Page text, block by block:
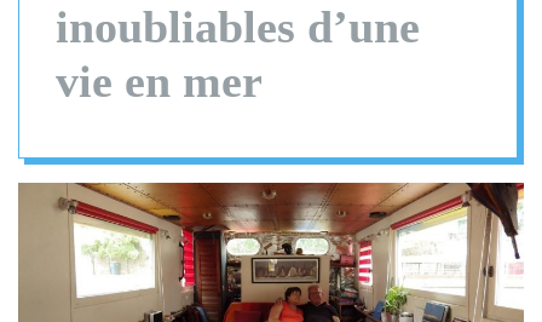
inoubliables d’une
vie en mer